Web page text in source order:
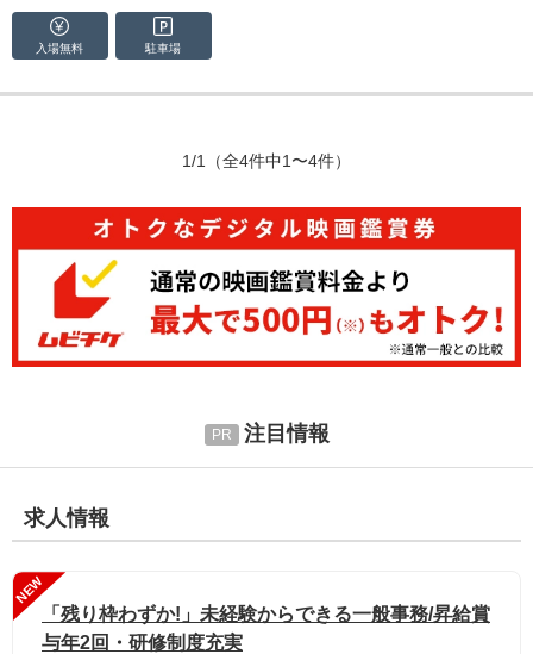
入場無料 駐車場
1/1 （全4件中1〜4件）
注目情報
求人情報
NEW
「残り枠わずか!」未経験からできる一般事務/昇給賞
与年2回・研修制度充実